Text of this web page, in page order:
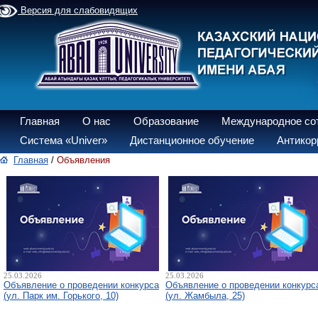
Версия для слабовидящих
Главная О нас Образование
Международное
Система «Univer»
Дистанционное обучение
Главная / Объявления
25.03.2026
Объявление о проведении конкурса
(ул. Парк им. Горького, 10)
25.03.2026
Объявление о проведении
(ул. Жамбыла, 25)